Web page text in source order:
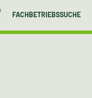
FACHBETRIEBSSUCHE